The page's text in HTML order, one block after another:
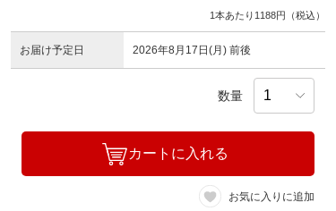
1本あたり1188円（税込）
お届け予定日 2026年8月17日(月) 前後
数量
カートに入れる
お気に入りに追加